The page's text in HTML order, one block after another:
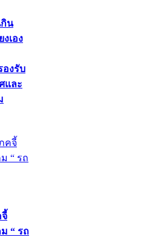
น
เอง
งรับ
และ
“ รถ